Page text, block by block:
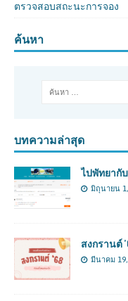
ตรวจสอบสถะนะการจอง
ค้นหา
บทความล่าสุด
ไปพัทยากั
มิถุนายน
สงกรานต์
มีนาคม 19,